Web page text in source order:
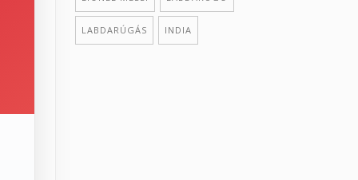
LABDARÚGÁS INDIA